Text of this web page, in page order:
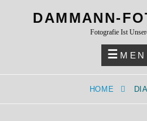
DAMMANN-
Fotografie Ist
HOME